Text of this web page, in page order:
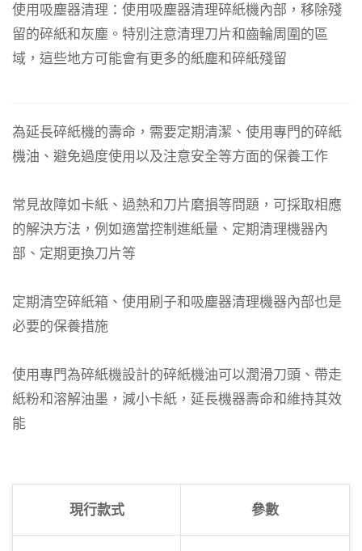
使用吸塵器清理：使用吸塵器清理碎紙機內部，移除殘
留的碎紙和灰塵。特別注意清理刀片和齒輪周圍的區
域，這些地方可能會有更多的紙塵和碎紙殘留
為延長碎紙機的壽命，需要定期清潔、使用專門的碎紙
機油、避免過度使用以及注意安全等方面的保養工作
常見故障如卡紙、過熱和刀片磨損等問題，可採取相應
的解決方法，例如適當控制進紙量、定期清理機器內
部、定期更換刀片等
定期清空碎紙箱、使用刷子和吸塵器清理機器內部也是
必要的保養措施
使用專門為碎紙機設計的碎紙機油可以潤滑刀頭、帶走
紙粉和溶解油墨，減小卡紙，延長機器壽命和維持其效
能
現行款式 參數